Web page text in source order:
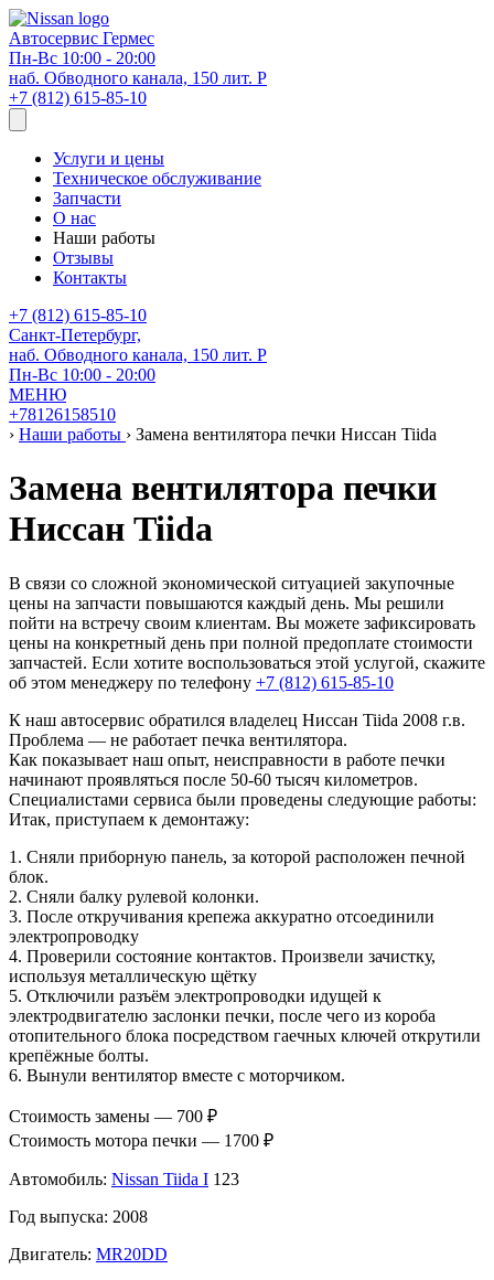
Автосервис Гермес
Пн-Вс 10:00 - 20:00
наб. Обводного канала, 150 лит. Р
+7 (812) 615-85-10
Услуги и цены
Техническое обслуживание
Запчасти
О нас
Наши работы
Отзывы
Контакты
+7 (812) 615-85-10
Санкт-Петербург,
наб. Обводного канала, 150 лит. Р
Пн-Вс 10:00 - 20:00
МЕНЮ
+78126158510
› Наши работы › Замена вентилятора печки Ниссан Tiida
Замена вентилятора печки
Ниссан Tiida
В связи со сложной экономической ситуацией закупочные
цены на запчасти повышаются каждый день. Мы решили
пойти на встречу своим клиентам. Вы можете зафиксировать
цены на конкретный день при полной предоплате стоимости
запчастей. Если хотите воспользоваться этой услугой, скажите
об этом менеджеру по телефону +7 (812) 615-85-10
К наш автосервис обратился владелец Ниссан Tiida 2008 г.в.
Проблема — не работает печка вентилятора.
Как показывает наш опыт, неисправности в работе печки
начинают проявляться после 50-60 тысяч километров.
Специалистами сервиса были проведены следующие работы:
Итак, приступаем к демонтажу:
1. Сняли приборную панель, за которой расположен печной
блок.
2. Сняли балку рулевой колонки.
3. После откручивания крепежа аккуратно отсоединили
электропроводку
4. Проверили состояние контактов. Произвели зачистку,
используя металлическую щётку
5. Отключили разъём электропроводки идущей к
электродвигателю заслонки печки, после чего из короба
отопительного блока посредством гаечных ключей открутили
крепёжные болты.
6. Вынули вентилятор вместе с моторчиком.
Стоимость замены — 700 ₽
Стоимость мотора печки — 1700 ₽
Автомобиль: Nissan Tiida I 123
Год выпуска: 2008
Двигатель: MR20DD